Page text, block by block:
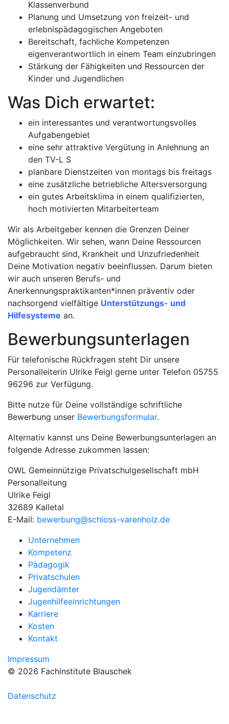
Klassenverbund
Planung und Umsetzung von freizeit- und
erlebnispädagogischen Angeboten
Bereitschaft, fachliche Kompetenzen
eigenverantwortlich in einem Team einzubringen
Stärkung der Fähigkeiten und Ressourcen der
Kinder und Jugendlichen
Was Dich erwartet:
ein interessantes und verantwortungsvolles
Aufgabengebiet
eine sehr attraktive Vergütung in Anlehnung an
den TV-L S
planbare Dienstzeiten von montags bis freitags
eine zusätzliche betriebliche Altersversorgung
ein gutes Arbeitsklima in einem qualifizierten,
hoch motivierten Mitarbeiterteam
Wir als Arbeitgeber kennen die Grenzen Deiner
Möglichkeiten. Wir sehen, wann Deine Ressourcen
aufgebraucht sind, Krankheit und Unzufriedenheit
Deine Motivation negativ beeinflussen. Darum bieten
wir auch unseren Berufs- und
Anerkennungspraktikanten*innen präventiv oder
nachsorgend vielfältige Unterstützungs- und
Hilfesysteme an.
Bewerbungsunterlagen
Für telefonische Rückfragen steht Dir unsere
Personalleiterin Ulrike Feigl gerne unter Telefon 05755
96296 zur Verfügung.
Bitte nutze für Deine vollständige schriftliche
Bewerbung unser Bewerbungsformular.
Alternativ kannst uns Deine Bewerbungsunterlagen an
folgende Adresse zukommen lassen:
OWL Gemeinnützige Privatschulgesellschaft mbH
Personalleitung
Ulrike Feigl
32689 Kalletal
E-Mail: bewerbung@schloss-varenholz.de
Unternehmen
Kompetenz
Pädagogik
Privatschulen
Jugendämter
Jugenhilfeeinrichtungen
Karriere
Kosten
Kontakt
Impressum
© 2026 Fachinstitute Blauschek
Datenschutz